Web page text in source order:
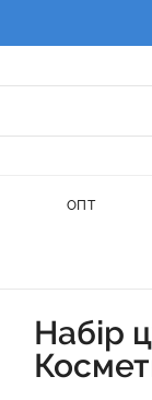
ОПТ
Набір